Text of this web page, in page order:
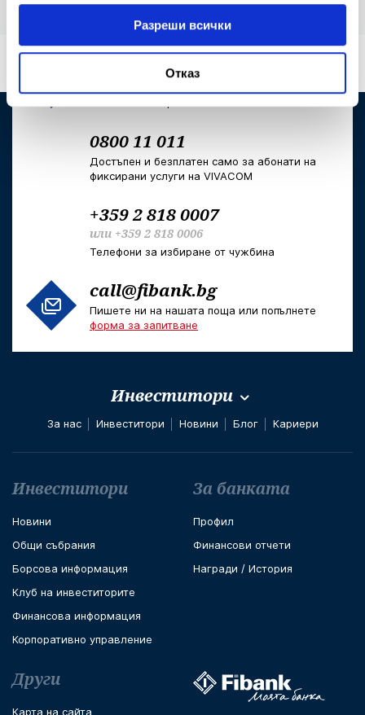
Разреши всички
Отказ
или*bank
0800 11 011
Достъпен и безплатен само за абонати на
фиксирани услуги на VIVACOM
+359 2 818 0007
или +359 2 818 0006
Телефони за избиране от чужбина
call@fibank.bg
Пишете ни на нашата поща или попълнете
форма за запитване
Инвеститори
За нас Инвеститори Новини Блог Кариери
Футър навигация
Инвеститори
Новини
Общи събрания
Борсова информация
Клуб на инвеститорите
Финансова информация
Корпоративно управление
За банката
Профил
Финансови отчети
Награди / История
Други
Карта на сайта